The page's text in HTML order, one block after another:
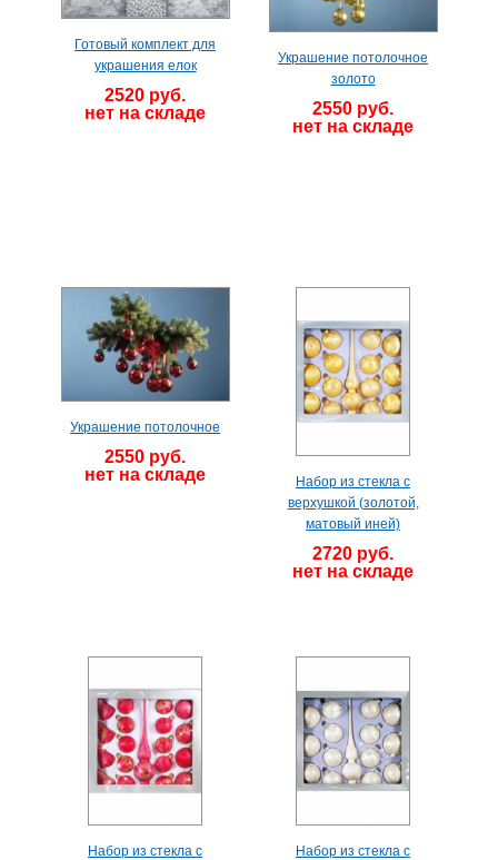
Готовый комплект для
украшения елок
2520 руб.
нет на складе
Украшение потолочное
золото
2550 руб.
нет на складе
Украшение потолочное
2550 руб.
нет на складе
Набор из стекла с
верхушкой (золотой,
матовый иней)
2720 руб.
нет на складе
Набор из стекла с
Набор из стекла с